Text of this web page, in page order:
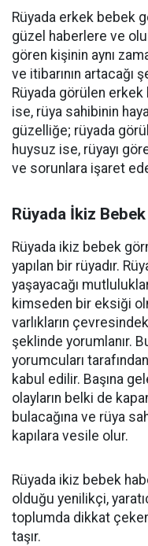
Rüyada erkek bebek
güzel haberlere ve
gören kişinin aynı
ve itibarının artacağı
Rüyada görülen
ise, rüya sahibinin
güzelliğe; rüyada
huysuz ise, rüyayı
ve sorunlara işaret
Rüyada İkiz
Rüyada ikiz bebek
yapılan bir rüyadır.
yaşayacağı
kimseden bir eksiği
varlıkların
şeklinde yorumlanır.
yorumcuları
kabul edilir. Başına
olayların belki de
bulacağına ve rüya
kapılara vesile olur.
Rüyada ikiz bebek
olduğu yenilikçi,
toplumda dikkat çeken
taşır.